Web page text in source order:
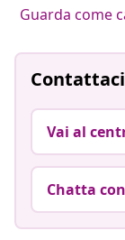
Guarda come
Vai al
Chatta